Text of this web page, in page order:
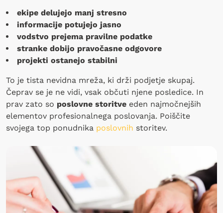
ekipe delujejo manj stresno
informacije potujejo jasno
vodstvo prejema pravilne podatke
stranke dobijo pravočasne odgovore
projekti ostanejo stabilni
To je tista nevidna mreža, ki drži podjetje skupaj.
Čeprav se je ne vidi, vsak občuti njene posledice. In
prav zato so poslovne storitve eden najmočnejših
elementov profesionalnega poslovanja. Poiščite
svojega top ponudnika poslovnih storitev.